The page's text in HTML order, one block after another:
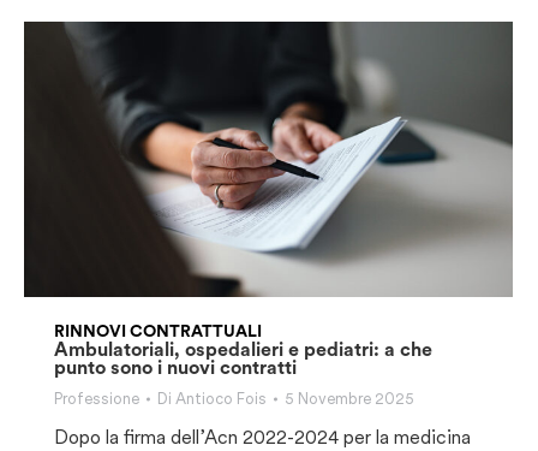
RINNOVI CONTRATTUALI
Ambulatoriali, ospedalieri e pediatri: a che
punto sono i nuovi contratti
Professione Di Antioco Fois 5 Novembre 2025
Dopo la firma dell’Acn 2022-2024 per la medicina